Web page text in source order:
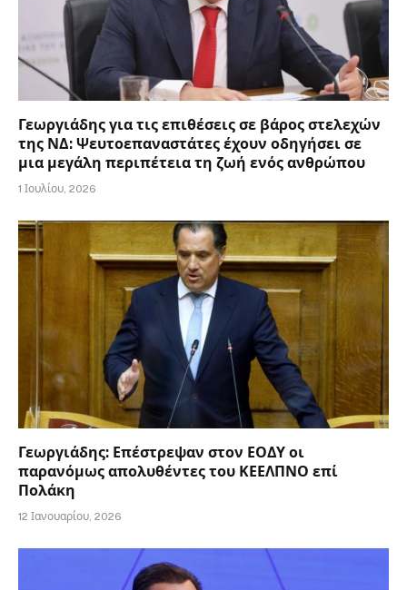
Γεωργιάδης για τις επιθέσεις σε βάρος στελεχών
της ΝΔ: Ψευτοεπαναστάτες έχουν οδηγήσει σε
μια μεγάλη περιπέτεια τη ζωή ενός ανθρώπου
1 Ιουλίου, 2026
Γεωργιάδης: Επέστρεψαν στον ΕΟΔΥ οι
παρανόμως απολυθέντες του ΚΕΕΛΠΝΟ επί
Πολάκη
12 Ιανουαρίου, 2026